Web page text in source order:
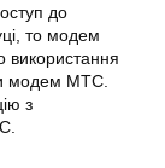
до
то модем
модем МТС.
з